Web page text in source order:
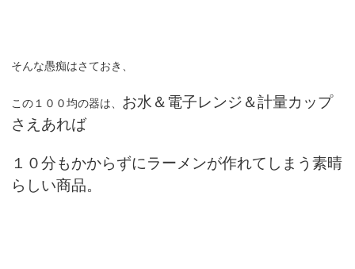
そんな愚痴はさておき、
この１００均の器は、 お水＆電子レンジ＆計量カップ
さえあれば
１０分もかからずにラーメンが作れてしまう素晴
らしい商品。